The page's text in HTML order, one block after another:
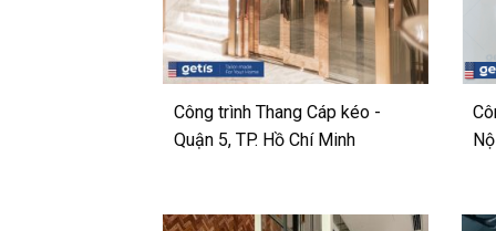
Công trình Thang Cáp kéo -
Quận 5, TP. Hồ Chí Minh